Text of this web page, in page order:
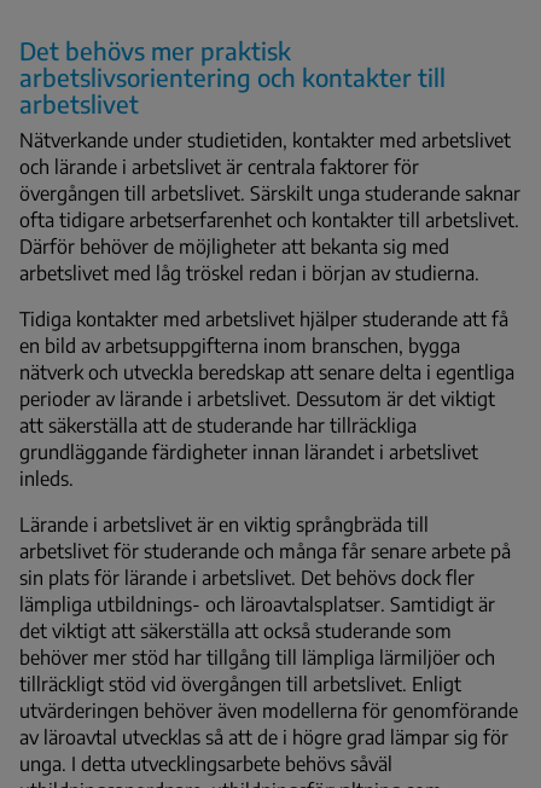
Det behövs mer praktisk
arbetslivsorientering och kontakter till
arbetslivet
Nätverkande under studietiden, kontakter med arbetslivet
och lärande i arbetslivet är centrala faktorer för
övergången till arbetslivet. Särskilt unga studerande saknar
ofta tidigare arbetserfarenhet och kontakter till arbetslivet.
Därför behöver de möjligheter att bekanta sig med
arbetslivet med låg tröskel redan i början av studierna.
Tidiga kontakter med arbetslivet hjälper studerande att få
en bild av arbetsuppgifterna inom branschen, bygga
nätverk och utveckla beredskap att senare delta i egentliga
perioder av lärande i arbetslivet. Dessutom är det viktigt
att säkerställa att de studerande har tillräckliga
grundläggande färdigheter innan lärandet i arbetslivet
inleds.
Lärande i arbetslivet är en viktig språngbräda till
arbetslivet för studerande och många får senare arbete på
sin plats för lärande i arbetslivet. Det behövs dock fler
lämpliga utbildnings- och läroavtalsplatser. Samtidigt är
det viktigt att säkerställa att också studerande som
behöver mer stöd har tillgång till lämpliga lärmiljöer och
tillräckligt stöd vid övergången till arbetslivet. Enligt
utvärderingen behöver även modellerna för genomförande
av läroavtal utvecklas så att de i högre grad lämpar sig för
unga. I detta utvecklingsarbete behövs såväl